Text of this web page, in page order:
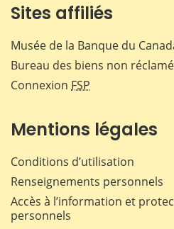
Sites affiliés
Musée de la Banque du
Bureau des biens non
Connexion FSP
Mentions légales
Conditions d’utilisation
Renseignements personnels
Accès à l’information et
personnels